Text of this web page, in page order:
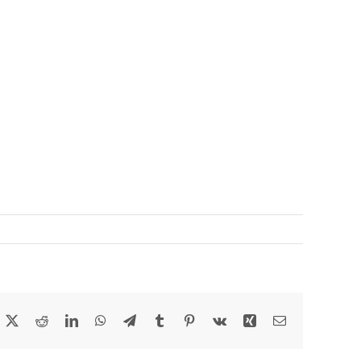
Reddit LinkedInWhatsAppTelegram
TumblrPinterest
Vk Xing